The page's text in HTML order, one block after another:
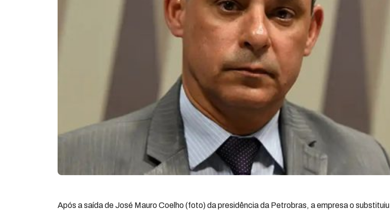
Após a saída de José Mauro Coelho (foto) da presidência da Petrobras, a empresa o substituiu